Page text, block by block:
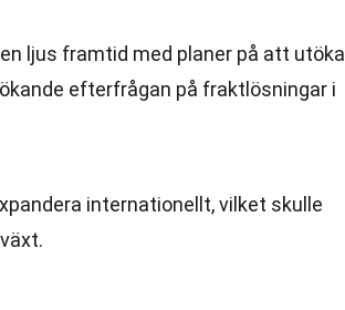
ljus framtid med planer på att utöka
efterfrågan på fraktlösningar i
internationellt, vilket skulle